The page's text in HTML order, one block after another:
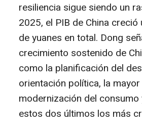
resiliencia sigue siendo un
2025, el PIB de China
de yuanes en total. Dong
crecimiento sostenido de
como la planificación del
orientación política, la
modernización del
estos dos últimos los más